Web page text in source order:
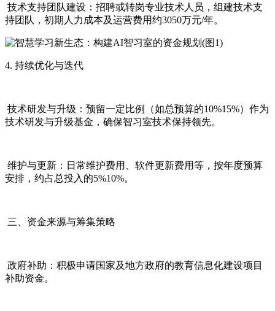
技术支持团队建设：招聘或转岗专业技术人员，组建技术支
持团队，初期人力成本及运营费用约3050万元/年。
4. 持续优化与迭代
技术研发与升级：预留一定比例（如总预算的10%15%）作为
技术研发与升级基金，确保智习室技术保持领先。
维护与更新：日常维护费用、软件更新费用等，按年度预算
安排，约占总投入的5%10%。
三、资金来源与筹集策略
政府补助：积极申请国家及地方政府的教育信息化建设项目
补助资金。